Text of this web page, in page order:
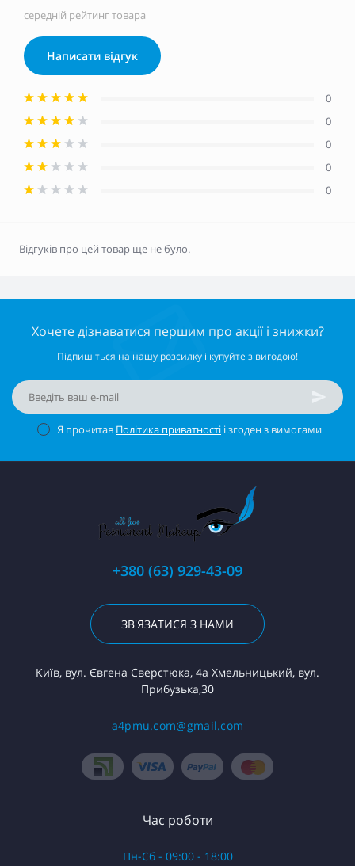
середній рейтинг товара
Написати відгук
0
0
0
0
0
Відгуків про цей товар ще не було.
Хочете дізнаватися першим про акції і знижки?
Підпишіться на нашу розсилку і купуйте з вигодою!
Я прочитав Політика приватності і згоден з вимогами
+380 (63) 929-43-09
ЗВ'ЯЗАТИСЯ З НАМИ
Київ, вул. Євгена Сверстюка, 4а Хмельницький, вул.
Прибузька,30
a4pmu.com@gmail.com
Час роботи
Пн-Сб - 09:00 - 18:00